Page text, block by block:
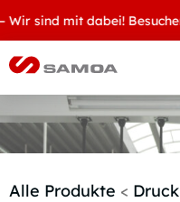
sind mit dabei!
Alle Produkte <